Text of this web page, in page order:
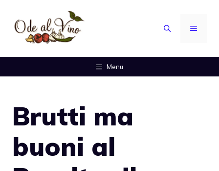
contenuto
MENU
Menu
Brutti ma
buoni al